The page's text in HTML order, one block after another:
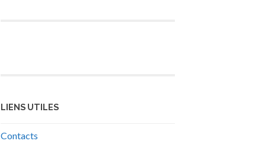
LIENS UTILES
Contacts